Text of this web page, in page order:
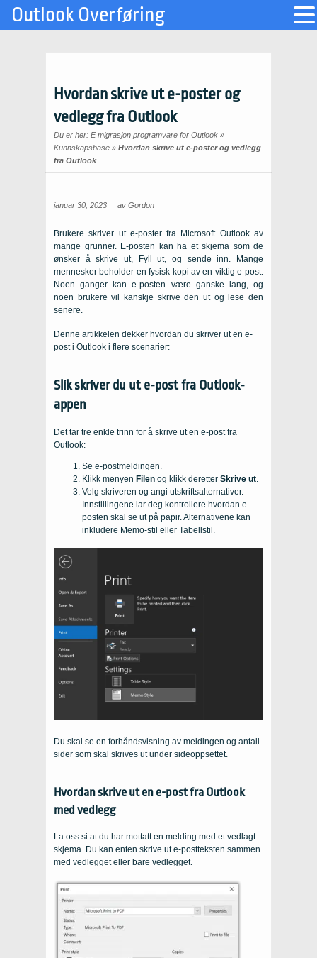
Hvordan skrive ut e-poster og
vedlegg fra Outlook
Du er her: E migrasjon programvare for Outlook »
Kunnskapsbase » Hvordan skrive ut e-poster og vedlegg
fra Outlook
januar 30, 2023 av Gordon
Brukere skriver ut e-poster fra Microsoft Outlook av
mange grunner. E-posten kan ha et skjema som de
ønsker å skrive ut, Fyll ut, og sende inn. Mange
mennesker beholder en fysisk kopi av en viktig e-post.
Noen ganger kan e-posten være ganske lang, og
noen brukere vil kanskje skrive den ut og lese den
senere.
Denne artikkelen dekker hvordan du skriver ut en e-
post i Outlook i flere scenarier:
Slik skriver du ut e-post fra Outlook-
appen
Det tar tre enkle trinn for å skrive ut en e-post fra
Outlook:
Se e-postmeldingen.
Klikk menyen Filen og klikk deretter Skrive ut.
Velg skriveren og angi utskriftsalternativer.
Innstillingene lar deg kontrollere hvordan e-
posten skal se ut på papir. Alternativene kan
inkludere Memo-stil eller Tabellstil.
Du skal se en forhåndsvisning av meldingen og antall
sider som skal skrives ut under sideoppsettet.
Hvordan skrive ut en e-post fra Outlook
med vedlegg
La oss si at du har mottatt en melding med et vedlagt
skjema. Du kan enten skrive ut e-postteksten sammen
med vedlegget eller bare vedlegget.
Outlook Overføring